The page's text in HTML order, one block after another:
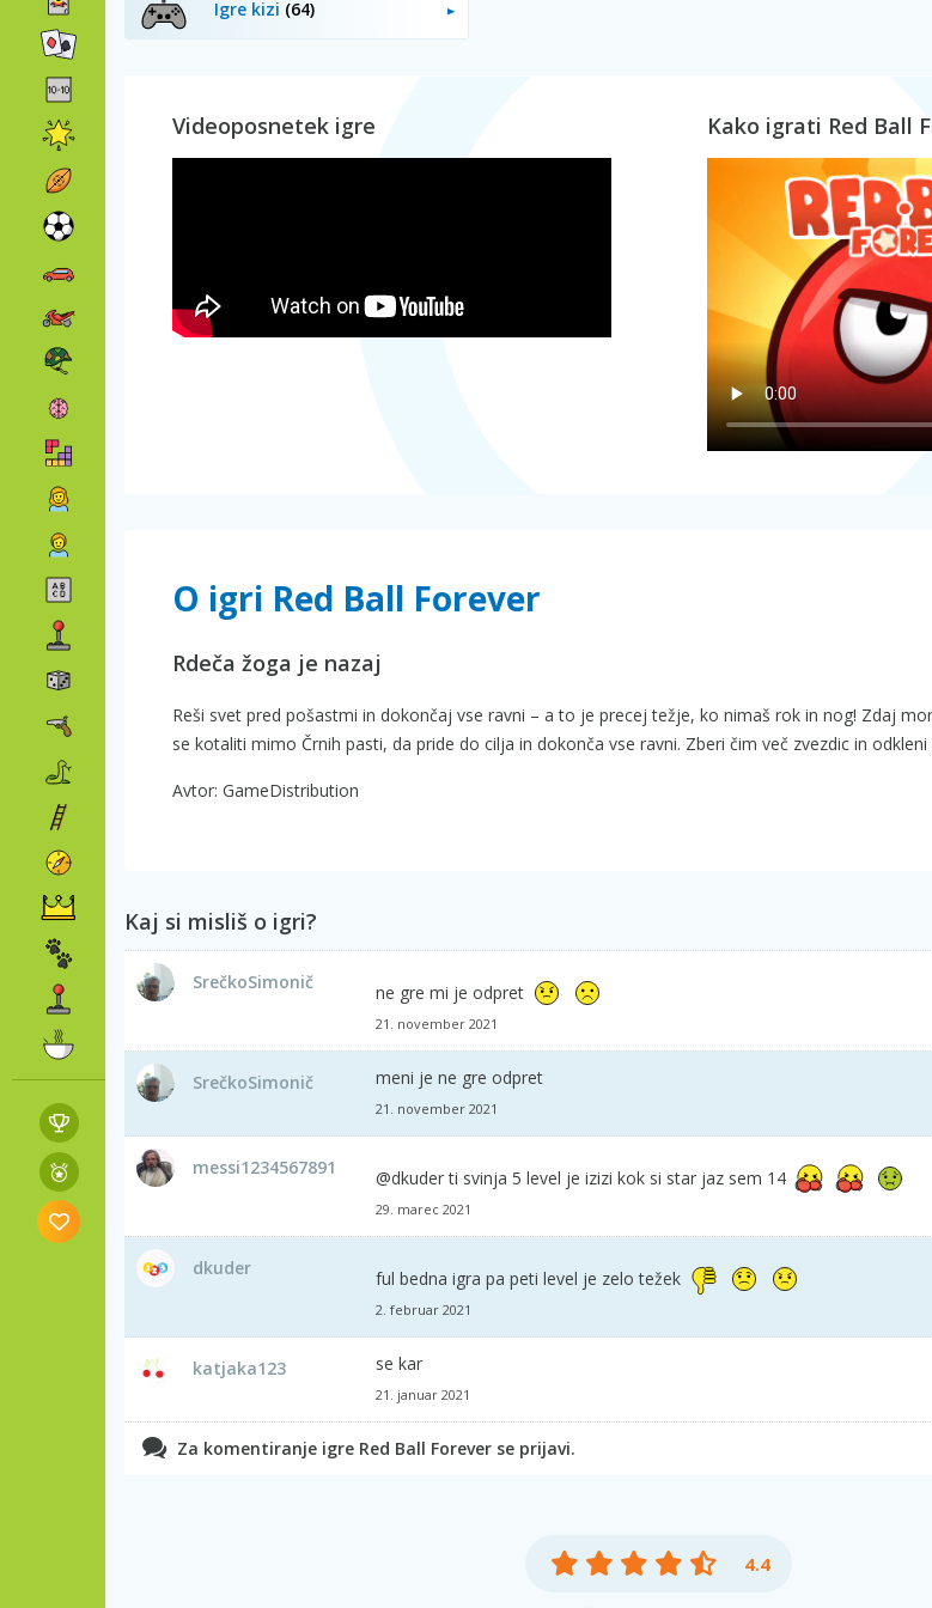
Igre kizi (64)
Videoposnetek igre Kako igrati Red Ball
O igri Red Ball Forever
Rdeča žoga je nazaj
Reši svet pred pošastmi in dokončaj vse ravni – a to je precej težje, ko nimaš rok in nog! Zdaj
se kotaliti mimo Črnih pasti, da pride do cilja in dokonča vse ravni. Zberi čim več zvezdic in
Avtor: GameDistribution
Kaj si misliš o igri?
SrečkoSimonič ne gre mi je odpret
21. november 2021
SrečkoSimonič meni je ne gre odpret
21. november 2021
messi1234567891 @dkuder ti svinja 5 level je izizi kok si star jaz sem 14
29. marec 2021
dkuder ful bedna igra pa peti level je zelo težek
2. februar 2021
katjaka123 se kar
21. januar 2021
Za komentiranje igre Red Ball Forever se prijavi.
4.4